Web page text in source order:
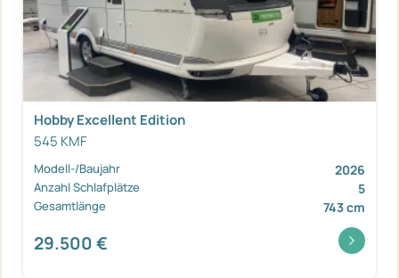
Hobby Excellent Edition
545 KMF
Modell-/Baujahr 2026
Anzahl Schlafplätze 5
Gesamtlänge 743 cm
29.500 €